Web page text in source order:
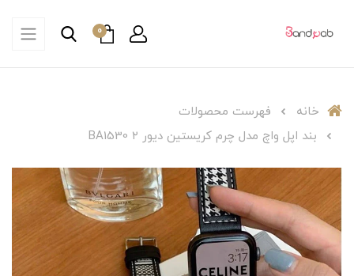
0
خانه
فهرست محصولات
بند اپل واچ مدل چرم کریستین دیور ۲ BA1530